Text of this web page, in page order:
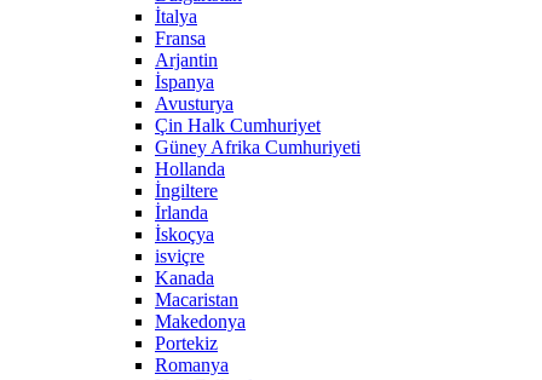
İtalya
Fransa
Arjantin
İspanya
Avusturya
Çin Halk Cumhuriyet
Güney Afrika Cumhuriyeti
Hollanda
İngiltere
İrlanda
İskoçya
isviçre
Kanada
Macaristan
Makedonya
Portekiz
Romanya